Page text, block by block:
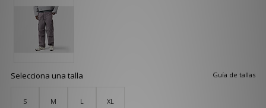
Guía de tallas
Selecciona una talla
S M L XL